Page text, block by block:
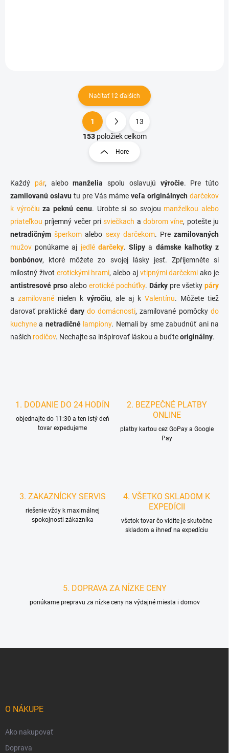
O
v
á
d
c
i
e
p
r
v
k
y
v
ý
p
i
s
u
Načítať 12 ďalších
S
t
r
á
k
o
v
a
n
i
e
1
13
153položiek celkom
Hore
Každý pár, alebomanželia spolu oslavujú výročie. Pre túto
zamilovanú oslavu tu pre Vás máme veľa originálnych darčekov
k výročiu za peknú cenu. Urobte si so svojou manželkou alebo
priateľkou príjemný večer prisviečkach adobrom víne, potešte ju
netradičným šperkom alebo sexy darčekom. Prezamilovaných
mužov ponúkame aj jedlé darčeky.Slipy a dámske kalhotky z
bonbónov, ktoré môžete zo svojej lásky jesť. Zpříjemněte si
milostný život erotickými hrami, alebo aj vtipnými darčekmi ako je
antistresové prso alebo erotické pochúťky. Dárky pre všetky páry
a zamilované nielen k výročiu, ale aj k Valentínu. Môžete tiež
darovať praktické dary do domácnosti, zamilované pomôckydo
kuchyne a netradičné lampiony. Nemali by sme zabudnúť ani na
našich rodičov. Nechajte sa inšpirovať láskou a buďteoriginálny.
1. DODANIE DO 24 HODÍN
objednajte do 11:30 a ten istý deň
tovar expedujeme
2. BEZPEČNÉ PLATBY
ONLINE
platby kartou cez GoPay a Google
Pay
3. ZAKAZNÍCKY SERVIS
riešenie vždy k maximálnej
spokojnosti zákazníka
4. VŠETKO SKLADOM K
EXPEDÍCII
všetok tovar čo vidíte je skutočne
skladom a ihneď na expedíciu
5. DOPRAVA ZA NÍZKE CENY
ponúkame prepravu za nízke ceny na výdajné miesta i domov
O NÁKUPE
Ako nakupovať
Doprava